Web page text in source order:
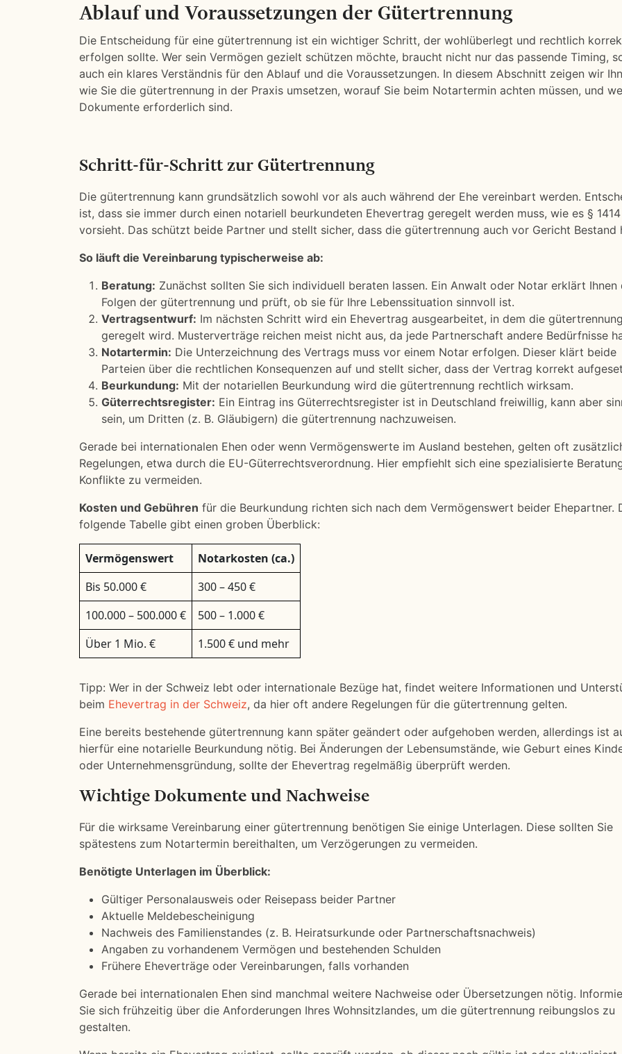
Ablauf und Voraussetzungen der Gütertrennung
Die Entscheidung für eine gütertrennung ist ein wichtiger Schritt, der wohlüberlegt und rechtlich
erfolgen sollte. Wer sein Vermögen gezielt schützen möchte, braucht nicht nur das passende Timing,
auch ein klares Verständnis für den Ablauf und die Voraussetzungen. In diesem Abschnitt zeigen wir
wie Sie die gütertrennung in der Praxis umsetzen, worauf Sie beim Notartermin achten müssen, und
Dokumente erforderlich sind.
Schritt-für-Schritt zur Gütertrennung
Die gütertrennung kann grundsätzlich sowohl vor als auch während der Ehe vereinbart werden.
ist, dass sie immer durch einen notariell beurkundeten Ehevertrag geregelt werden muss, wie es § 1414
vorsieht. Das schützt beide Partner und stellt sicher, dass die gütertrennung auch vor Gericht Bestand
So läuft die Vereinbarung typischerweise ab:
Beratung: Zunächst sollten Sie sich individuell beraten lassen. Ein Anwalt oder Notar erklärt Ihnen
Folgen der gütertrennung und prüft, ob sie für Ihre Lebenssituation sinnvoll ist.
Vertragsentwurf: Im nächsten Schritt wird ein Ehevertrag ausgearbeitet, in dem die
geregelt wird. Musterverträge reichen meist nicht aus, da jede Partnerschaft andere Bedürfnisse
Notartermin: Die Unterzeichnung des Vertrags muss vor einem Notar erfolgen. Dieser klärt beide
Parteien über die rechtlichen Konsequenzen auf und stellt sicher, dass der Vertrag korrekt
Beurkundung: Mit der notariellen Beurkundung wird die gütertrennung rechtlich wirksam.
Güterrechtsregister: Ein Eintrag ins Güterrechtsregister ist in Deutschland freiwillig, kann aber
sein, um Dritten (z. B. Gläubigern) die gütertrennung nachzuweisen.
Gerade bei internationalen Ehen oder wenn Vermögenswerte im Ausland bestehen, gelten oft
Regelungen, etwa durch die EU-Güterrechtsverordnung. Hier empfiehlt sich eine spezialisierte
Konflikte zu vermeiden.
Kosten und Gebühren für die Beurkundung richten sich nach dem Vermögenswert beider Ehepartner.
folgende Tabelle gibt einen groben Überblick:
Vermögenswert
Notarkosten (ca.)
Bis 50.000 €
300 – 450 €
100.000 – 500.000 €
500 – 1.000 €
Über 1 Mio. €
1.500 € und mehr
Tipp: Wer in der Schweiz lebt oder internationale Bezüge hat, findet weitere Informationen und
beim Ehevertrag in der Schweiz, da hier oft andere Regelungen für die gütertrennung gelten.
Eine bereits bestehende gütertrennung kann später geändert oder aufgehoben werden, allerdings ist
hierfür eine notarielle Beurkundung nötig. Bei Änderungen der Lebensumstände, wie Geburt eines
oder Unternehmensgründung, sollte der Ehevertrag regelmäßig überprüft werden.
Wichtige Dokumente und Nachweise
Für die wirksame Vereinbarung einer gütertrennung benötigen Sie einige Unterlagen. Diese sollten Sie
spätestens zum Notartermin bereithalten, um Verzögerungen zu vermeiden.
Benötigte Unterlagen im Überblick:
Gültiger Personalausweis oder Reisepass beider Partner
Aktuelle Meldebescheinigung
Nachweis des Familienstandes (z. B. Heiratsurkunde oder Partnerschaftsnachweis)
Angaben zu vorhandenem Vermögen und bestehenden Schulden
Frühere Eheverträge oder Vereinbarungen, falls vorhanden
Gerade bei internationalen Ehen sind manchmal weitere Nachweise oder Übersetzungen nötig.
Sie sich frühzeitig über die Anforderungen Ihres Wohnsitzlandes, um die gütertrennung reibungslos zu
gestalten.